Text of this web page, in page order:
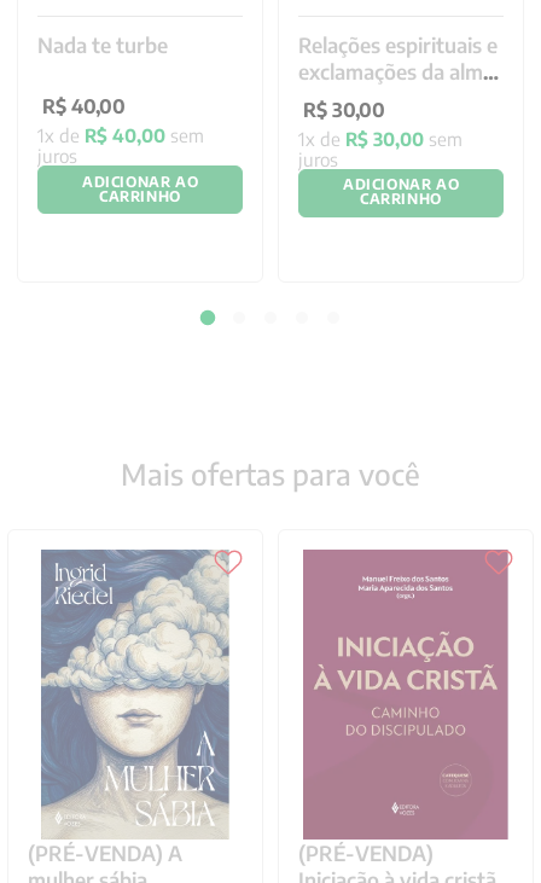
Nada te turbe
R$ 40,00
1x de R$ 40,00 sem
juros
ADICIONAR AO
CARRINHO
Relações espirituais e
exclamações da alma
a Deus
R$ 30,00
1x de R$ 30,00 sem
juros
ADICIONAR AO
CARRINHO
Mais ofertas para você
(PRÉ-VENDA) A
(PRÉ-VENDA)